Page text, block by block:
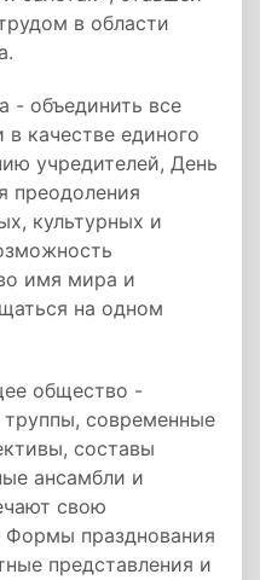
в области
- объединить все
качестве единого
учредителей, День
преодоления
культурных и
имя мира и
на одном
общество -
современные
составы
ансамбли и
свою
Формы празднования
представления и